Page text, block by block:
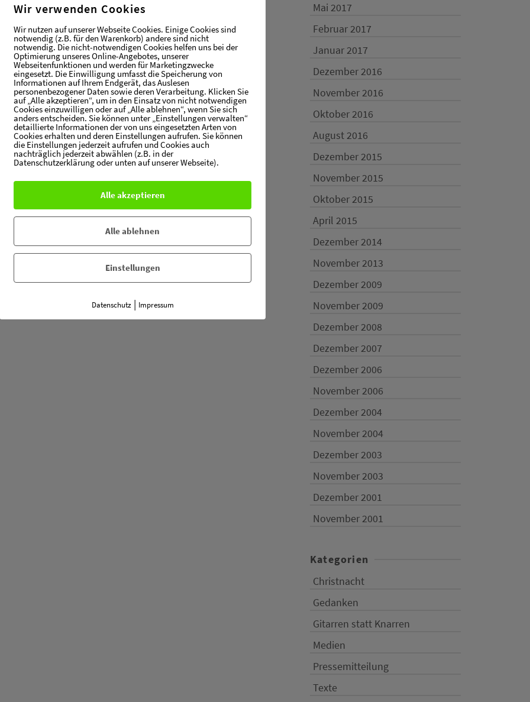
Mai 2017
Februar 2017
Januar 2017
Dezember 2016
November 2016
Oktober 2016
August 2016
Dezember 2015
November 2015
Oktober 2015
April 2015
Dezember 2014
November 2013
Dezember 2009
November 2009
Dezember 2008
Dezember 2007
Dezember 2006
November 2006
Dezember 2004
November 2004
Dezember 2003
November 2003
Dezember 2001
November 2001
Kategorien
Christnacht
Gedanken
Gitarren statt Knarren
Medien
Pressemitteilung
Texte
Wir verwenden Cookies
Wir nutzen auf unserer Webseite Cookies. Einige Cookies sind
notwendig (z.B. für den Warenkorb) andere sind nicht
notwendig. Die nicht-notwendigen Cookies helfen uns bei der
Optimierung unseres Online-Angebotes, unserer
Webseitenfunktionen und werden für Marketingzwecke
eingesetzt. Die Einwilligung umfasst die Speicherung von
Informationen auf Ihrem Endgerät, das Auslesen
personenbezogener Daten sowie deren Verarbeitung. Klicken Sie
auf „Alle akzeptieren“, um in den Einsatz von nicht notwendigen
Cookies einzuwilligen oder auf „Alle ablehnen“, wenn Sie sich
anders entscheiden. Sie können unter „Einstellungen verwalten“
detaillierte Informationen der von uns eingesetzten Arten von
Cookies erhalten und deren Einstellungen aufrufen. Sie können
die Einstellungen jederzeit aufrufen und Cookies auch
nachträglich jederzeit abwählen (z.B. in der
Datenschutzerklärung oder unten auf unserer Webseite).
Alle akzeptieren
Alle ablehnen
Einstellungen
Datenschutz | Impressum